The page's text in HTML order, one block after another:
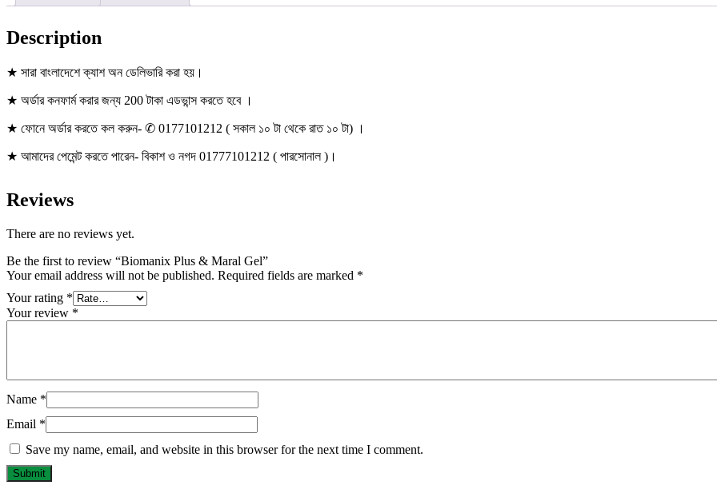
Description
★ সারা বাংলাদেশে ক্যাশ অন ডেলিভারি করা হয়।
★ অর্ডার কনফার্ম করার জন্য 200 টাকা এডভান্স করতে হবে ।
★ ফোনে অর্ডার করতে কল করুন- ✆ 0177101212 ( সকাল ১০ টা থেকে রাত ১০ টা) ।
★ আমাদের পেমেন্ট করতে পারেন- বিকাশ ও নগদ 01777101212 ( পারসোনাল )।
Reviews
There are no reviews yet.
Be the first to review “Biomanix Plus & Maral Gel”
Your email address will not be published. Required fields are marked *
Your rating *
Your review *
Name *
Email *
Save my name, email, and website in this browser for the next time I comment.